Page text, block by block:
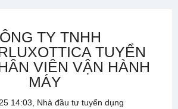
TY TNHH
TUYỂN
VIÊN VẬN HÀNH
MÁY
14:03, Nhà đầu tư tuyển dụng